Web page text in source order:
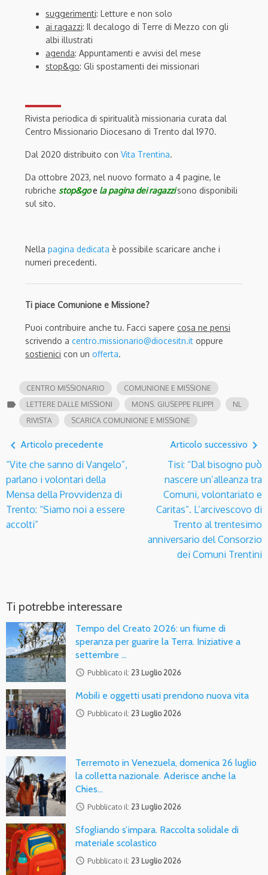
suggerimenti: Letture e non solo
ai ragazzi: Il decalogo di Terre di Mezzo con gli
albi illustrati
agenda: Appuntamenti e avvisi del mese
stop&go: Gli spostamenti dei missionari
Rivista periodica di spiritualità missionaria curata dal
Centro Missionario Diocesano di Trento dal 1970.
Dal 2020 distribuito con Vita Trentina.
Da ottobre 2023, nel nuovo formato a 4 pagine, le
rubriche stop&goe la pagina dei ragazzisono disponibili
sul sito.
Nella pagina dedicata è possibile scaricare anche i
numeri precedenti.
Ti piace Comunione e Missione?
Puoi contribuire anche tu. Facci sapere cosa ne pensi
scrivendo a centro.missionario@diocesitn.it oppure
sostienici con un offerta.
label
CENTRO MISSIONARIO
COMUNIONE E MISSIONE
LETTERE DALLE MISSIONI
MONS. GIUSEPPE FILIPPI
NL
RIVISTA
SCARICA COMUNIONE E MISSIONE
navigate_before Articolo precedente
“Vite che sanno di Vangelo”,
parlano i volontari della
Mensa della Provvidenza di
Trento: “Siamo noi a essere
accolti”
Articolo successivo navigate_next
Tisi: “Dal bisogno può
nascere un’alleanza tra
Comuni, volontariato e
Caritas”. L’arcivescovo di
Trento al trentesimo
anniversario del Consorzio
dei Comuni Trentini
Ti potrebbe interessare
Tempo del Creato 2026: un fiume di
speranza per guarire la Terra. Iniziative a
settembre …
access_time Pubblicato il: 23 Luglio 2026
Mobili e oggetti usati prendono nuova vita
access_time Pubblicato il: 23 Luglio 2026
Terremoto in Venezuela, domenica 26 luglio
la colletta nazionale. Aderisce anche la
Chies…
access_time Pubblicato il: 23 Luglio 2026
Sfogliando s’impara. Raccolta solidale di
materiale scolastico
access_time Pubblicato il: 23 Luglio 2026